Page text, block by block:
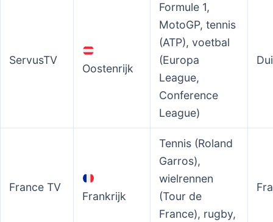
ServusTV
Oostenrijk
Formule 1,
MotoGP, tennis
(ATP), voetbal
(Europa
League,
Conference
League)
France TV
Frankrijk
Tennis (Roland
Garros),
wielrennen
(Tour de
France), rugby,